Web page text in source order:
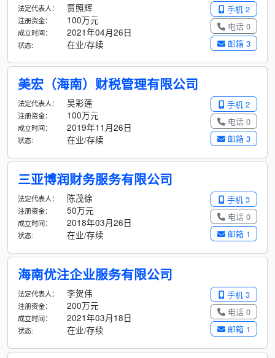
手机 2
电话 0
邮箱 3
法定代表人： 贾照辉
注册资金： 100万元
成立时间： 2021年04月26日
状态: 在业/存续
美宏（海南）财税管理有限公司
手机 2
电话 0
邮箱 3
法定代表人： 吴彩莲
注册资金： 100万元
成立时间： 2019年11月26日
状态: 在业/存续
三亚博润财务服务有限公司
手机 3
电话 0
邮箱 1
法定代表人： 陈茂徐
注册资金： 50万元
成立时间： 2018年03月26日
状态: 在业/存续
海南优注企业服务有限公司
手机 3
电话 0
邮箱 1
法定代表人： 李贺伟
注册资金： 200万元
成立时间： 2021年03月18日
状态: 在业/存续